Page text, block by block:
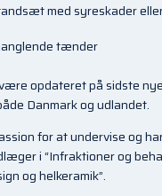
med syreskader
tænder
opdateret på sidste
Danmark og udlandet.
for at undervise og
i “Infraktioner og
og helkeramik”.